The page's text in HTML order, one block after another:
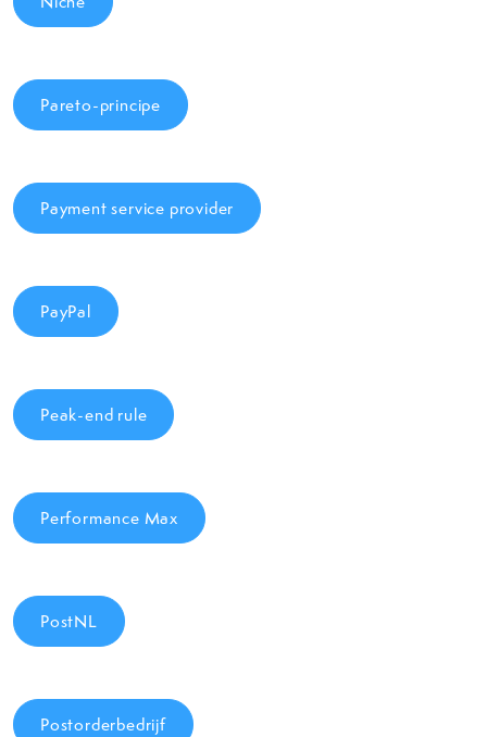
Pareto-principe
Payment service provider
PayPal
Peak-end rule
Performance Max
PostNL
Postorderbedrijf